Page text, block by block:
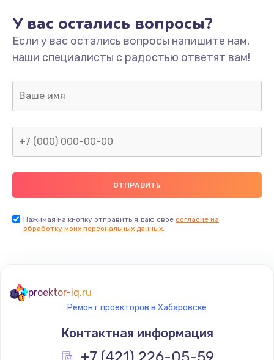
Замена стекла
990 руб.
Заказать
Замена датчика приближения
890 руб.
Заказать
Замена голосового динамика
490 руб.
Заказать
У вас остались вопросы?
Если у вас остались вопросы напишите нам,
наши специалисты с радостью ответят вам!
Нажимая на кнопку отправить я даю свое согласие на
обработку моих персональных данных.
proektor-iq.ru
Ремонт проекторов в Хабаровске
Контактная информация